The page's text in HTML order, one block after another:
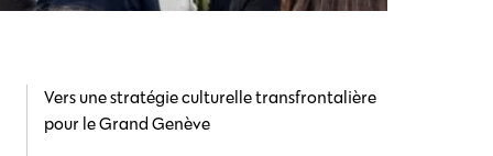
Vers une stratégie culturelle transfrontalière
pour le Grand Genève